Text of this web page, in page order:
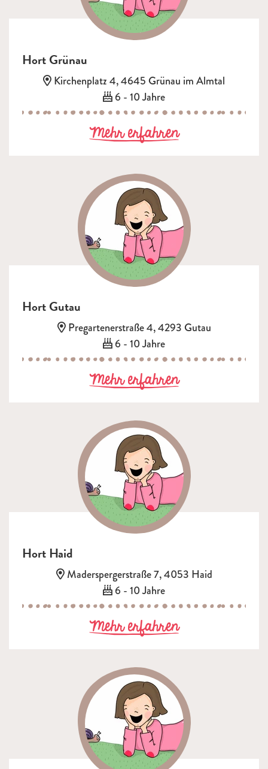
Hort Grünau
Adresse:
Kirchenplatz 4, 4645 Grünau im Almtal
Alter:
6 - 10 Jahre
Mehr erfahrenzu Hort
Hort Gutau
Adresse:
Pregartenerstraße 4, 4293 Gutau
Alter:
6 - 10 Jahre
Mehr erfahrenzu Hort Gutau
Hort Haid
Adresse:
Maderspergerstraße 7, 4053 Haid
Alter:
6 - 10 Jahre
Mehr erfahrenzu Hort Haid